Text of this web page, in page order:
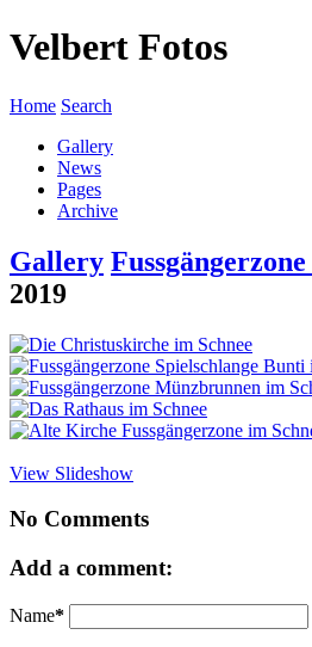
Velbert Fotos
Home Search
Gallery
News
Pages
Archive
Gallery
2019
View Slideshow
No Comments
Add a comment:
Name*